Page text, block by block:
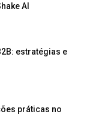
AI
estratégias e
práticas no